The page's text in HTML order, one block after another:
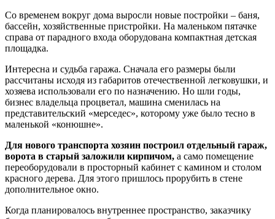
Со временем вокруг дома выросли новые постройки – баня,
бассейн, хозяйственные пристройки. На маленьком пятачке
справа от парадного входа оборудована компактная детская
площадка.
Интересна и судьба гаража. Сначала его размеры были
рассчитаны исходя из габаритов отечественной легковушки, и
хозяева использовали его по назначению. Но шли годы,
бизнес владельца процветал, машина сменилась на
представительский «мерседес», которому уже было тесно в
маленькой «конюшне».
Для нового транспорта хозяин построил отдельный гараж,
ворота в старый заложили кирпичом, а само помещение
переоборудовали в просторный кабинет с камином и столом
красного дерева. Для этого пришлось прорубить в стене
дополнительное окно.
Когда планировалось внутреннее пространство, заказчику